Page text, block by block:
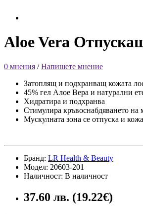
Aloe Vera
0 мнения /Напишете мнение
Затоплящ и подхранващ кожата
45% гел Алое Вера и натурални
Хидратира и подхранва
Стимулира кръвоснабдяването на
Мускулната зона се отпуска и
Бранд: LR Health & Beauty
Модел: 20603-201
Наличност: В наличност
37.60 лв. (19.22€)